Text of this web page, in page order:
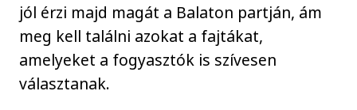
jól érzi majd magát a Balaton partján, ám
meg kell találni azokat a fajtákat,
amelyeket a fogyasztók is szívesen
választanak.